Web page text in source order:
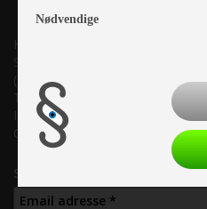
Kronjyllands Camping Center A/S
Suderholmen 10, 8960 Randers SØ
(Lige ud til Grenåvej)
Tlf. +45 87 10 98 70
Info@as-kcc.dk
CVR: 33 38 77 33
Samtykke til nyhedsbrev
Nødvendige